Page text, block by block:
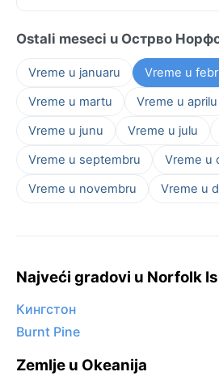
Ostali meseci u Острво
Vreme u januaru
Vreme u
Vreme u martu
Vreme u aprilu
Vreme u junu
Vreme u julu
Vreme u septembru
Vreme u
Vreme u novembru
Vreme u
Najveći gradovi u Norfolk
Кингстон
Burnt Pine
Zemlje u Okeanija